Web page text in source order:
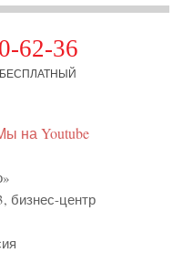
62-36
, бизнес-центр